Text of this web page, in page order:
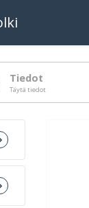
Tiedot
Täytä tiedot